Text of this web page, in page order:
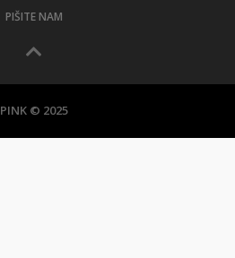
PIŠITE NAM
PINK © 2025